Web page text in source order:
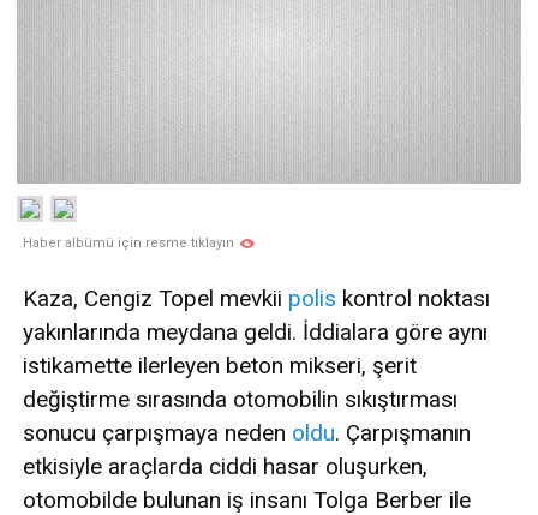
Haber albümü için resme tıklayın
Kaza, Cengiz Topel mevkii polis kontrol noktası
yakınlarında meydana geldi. İddialara göre aynı
istikamette ilerleyen beton mikseri, şerit
değiştirme sırasında otomobilin sıkıştırması
sonucu çarpışmaya neden oldu. Çarpışmanın
etkisiyle araçlarda ciddi hasar oluşurken,
otomobilde bulunan iş insanı Tolga Berber ile